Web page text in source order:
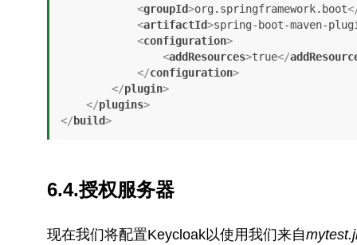
<groupId>org.springframework.boot
<artifactId>spring-boot-maven-
<configuration>
<addResources>true</
</configuration>
</plugin>
</plugins>
</build>
6.4.授权服务器
现在我们将配置Keycloak以使用我们来自